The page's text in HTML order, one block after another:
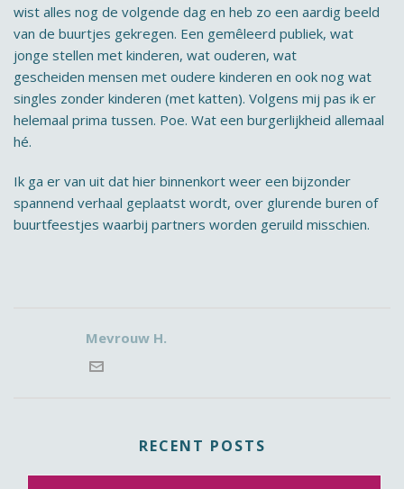
wist alles nog de volgende dag en heb zo een aardig beeld
van de buurtjes gekregen. Een gemêleerd publiek, wat
jonge stellen met kinderen, wat ouderen, wat
gescheiden mensen met oudere kinderen en ook nog wat
singles zonder kinderen (met katten). Volgens mij pas ik er
helemaal prima tussen. Poe. Wat een burgerlijkheid allemaal
hé.
Ik ga er van uit dat hier binnenkort weer een bijzonder
spannend verhaal geplaatst wordt, over glurende buren of
buurtfeestjes waarbij partners worden geruild misschien.
Mevrouw H.
RECENT POSTS